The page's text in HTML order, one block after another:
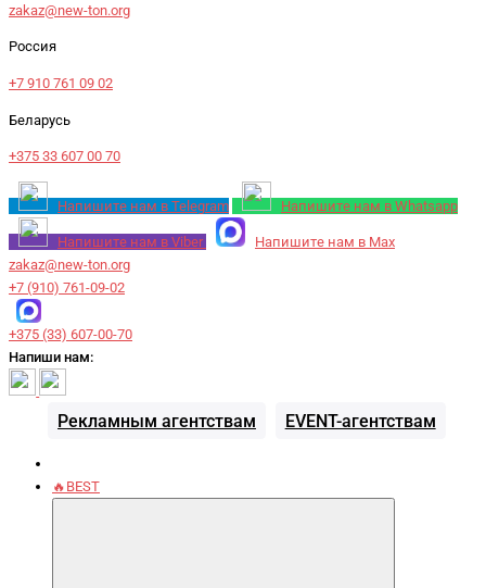
zakaz@new-ton.org
Россия
+7 910 761 09 02
Беларусь
+375 33 607 00 70
Напишите нам в Telegram Напишите нам в Whatsapp
Напишите нам в Viber
Напишите нам в Max
zakaz@new-ton.org
+7 (910) 761-09-02
+375 (33) 607-00-70
Напиши нам:
Рекламным агентствам EVENT-агентствам
🔥BEST